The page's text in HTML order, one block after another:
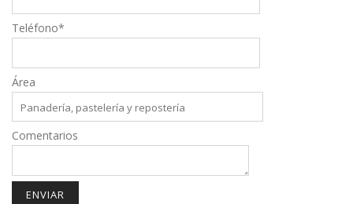
Teléfono*
Área
Comentarios